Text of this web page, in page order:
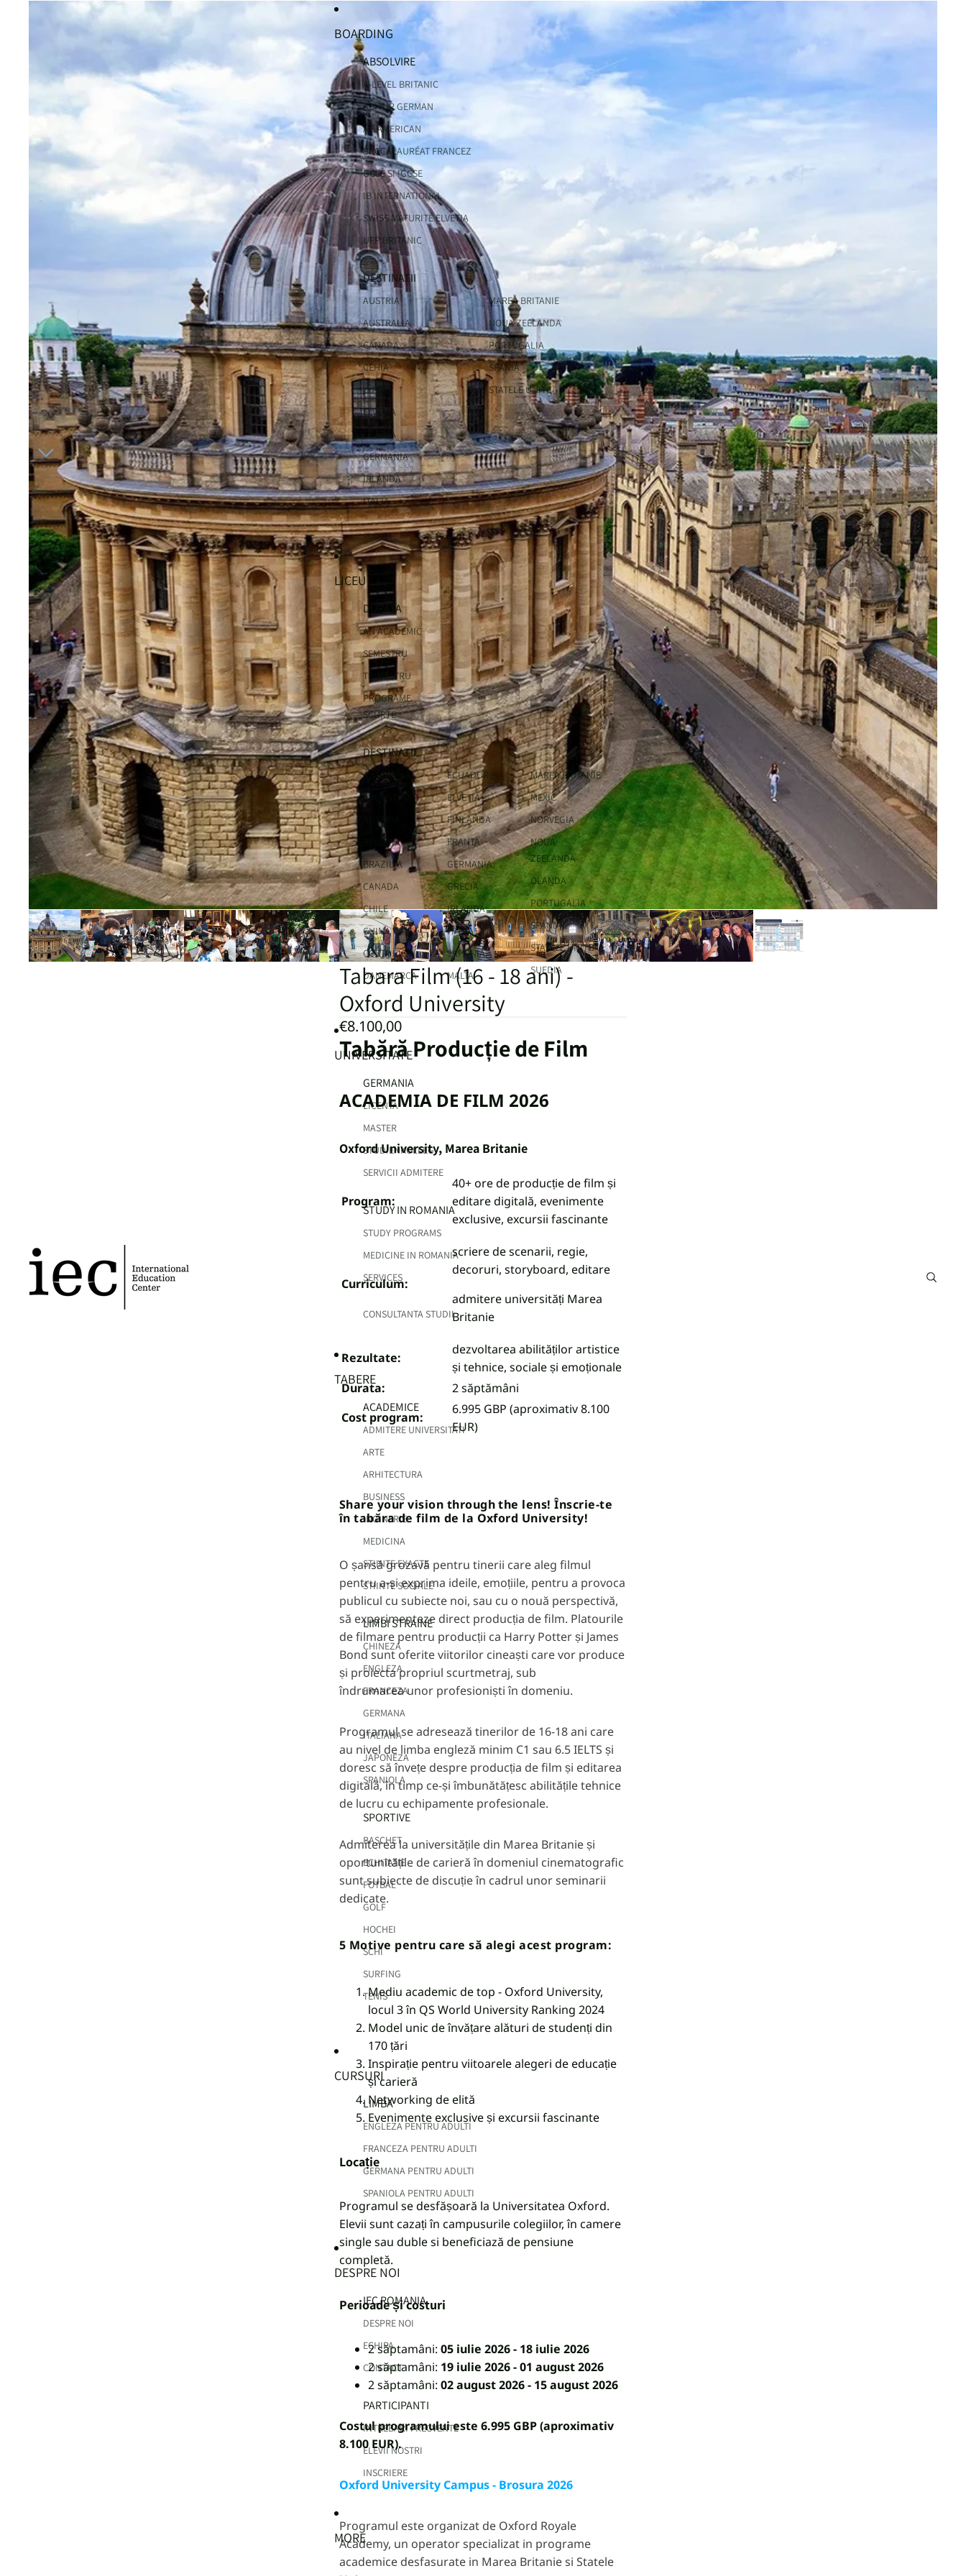
BOARDING
ABSOLVIRE
A-LEVEL BRITANIC
ABITUR GERMAN
AP AMERICAN
BACCALAURÉAT FRANCEZ
GCSE SI IGCSE
IB INTERNATIONAL
SWISS MATURITÉ ELVETIA
UFP BRITANIC
DESTINATII
AUSTRIA
AUSTRALIA
CANADA
CEHIA
CIPRU
ELVETIA
FRANTA
GERMANIA
IRLANDA
ITALIA
MAREA BRITANIE
NOUA ZEELANDA
PORTUGALIA
SPANIA
STATELE UNITE
LICEU
DURATA
AN ACADEMIC
SEMESTRU
TRIMESTRU
PROGRAME
SCURTE
DESTINATII
AUSTRALIA
ARGENTINA
AUSTRIA
BELGIA
BRAZILIA
CANADA
CHILE
CHINA
COSTA RICA
DANEMARCA
ECUADOR
ELVETIA
FINLANDA
FRANTA
GERMANIA
GRECIA
IRLANDA
ITALIA
JAPONIA
MALTA
MAREA BRITANIE
MEXIC
NORVEGIA
NOUA
ZEELANDĂ
OLANDA
PORTUGALIA
SPANIA
STATELE UNITE
SUEDIA
UNIVERSITATE
GERMANIA
LICENTA
MASTER
STUDIENKOLLEG
SERVICII ADMITERE
STUDY IN ROMANIA
STUDY PROGRAMS
MEDICINE IN ROMANIA
SERVICES
CONSULTANTA STUDII
TABERE
ACADEMICE
ADMITERE UNIVERSITATI
ARTE
ARHITECTURA
BUSINESS
INGINERIE
MEDICINA
STIINTE EXACTE
STIINTE SOCIALE
LIMBI STRAINE
CHINEZA
ENGLEZA
FRANCEZA
GERMANA
ITALIANA
JAPONEZA
SPANIOLA
SPORTIVE
BASCHET
ECHITATIE
FOTBAL
GOLF
HOCHEI
SCHI
SURFING
TENIS
CURSURI
LIMBA
ENGLEZA PENTRU ADULTI
FRANCEZA PENTRU ADULTI
GERMANA PENTRU ADULTI
SPANIOLA PENTRU ADULTI
DESPRE NOI
IEC ROMANIA
DESPRE NOI
ECHIPA
CONTACT
PARTICIPANTI
INTREBARI FRECVENTE
ELEVII NOSTRI
INSCRIERE
MORE
Tabara Film (16 - 18 ani) -
Oxford University
€8.100,00
Tabără Producție de Film
ACADEMIA DE FILM 2026
Oxford University, Marea Britanie
Program:
40+ ore de producție de film și
editare digitală, evenimente
exclusive, excursii fascinante
Curriculum:
scriere de scenarii, regie,
decoruri, storyboard, editare
admitere universități Marea
Britanie
Rezultate:
dezvoltarea abilităților artistice
și tehnice, sociale și emoționale
Durata:
2 săptămâni
Cost program:
6.995 GBP (aproximativ 8.100
EUR)
Share your vision through the lens! Înscrie-te
în tabăra de film de la Oxford University!
O șansă grozavă pentru tinerii care aleg filmul
pentru a-și exprima ideile, emoțiile, pentru a provoca
publicul cu subiecte noi, sau cu o nouă perspectivă,
să experimenteze direct producția de film. Platourile
de filmare pentru producții ca Harry Potter și James
Bond sunt oferite viitorilor cineaști care vor produce
și proiecta propriul scurtmetraj, sub
îndrumarea unor profesioniști în domeniu.
Programul se adresează tinerilor de 16-18 ani care
au nivel de limba engleză minim C1 sau 6.5 IELTS și
doresc să învețe despre producția de film și editarea
digitală, în timp ce-și îmbunătățesc abilitățile tehnice
de lucru cu echipamente profesionale.
Admiterea la universitățile din Marea Britanie și
oportunitățile de carieră în domeniul cinematografic
sunt subiecte de discuție în cadrul unor seminarii
dedicate.
5 Motive pentru care să alegi acest program:
Mediu academic de top - Oxford University,
locul 3 în QS World University Ranking 2024
Model unic de învățare alături de studenți din
170 țări
Inspirație pentru viitoarele alegeri de educație
și carieră
Networking de elită
Evenimente exclusive și excursii fascinante
Locație
Programul se desfășoară la Universitatea Oxford.
Elevii sunt cazați în campusurile colegiilor, în camere
single sau duble si beneficiază de pensiune
completă.
Perioade și costuri
2 săptamâni: 05 iulie 2026 - 18 iulie 2026
2 săptamâni: 19 iulie 2026 - 01 august 2026
2 săptamâni: 02 august 2026 - 15 august 2026
Costul programului este 6.995 GBP (aproximativ
8.100 EUR).
Oxford University Campus - Brosura 2026
Programul este organizat de Oxford Royale
Academy, un operator specializat in programe
academice desfasurate in Marea Britanie si Statele